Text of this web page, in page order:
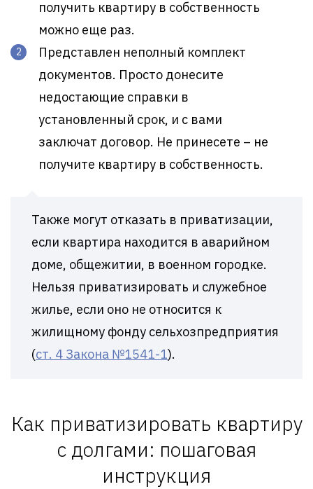
получить квартиру в собственность
можно еще раз.
Представлен неполный комплект
документов. Просто донесите
недостающие справки в
установленный срок, и с вами
заключат договор. Не принесете – не
получите квартиру в собственность.
Также могут отказать в приватизации,
если квартира находится в аварийном
доме, общежитии, в военном городке.
Нельзя приватизировать и служебное
жилье, если оно не относится к
жилищному фонду сельхозпредприятия
(ст. 4 Закона №1541-1).
Как приватизировать квартиру
с долгами: пошаговая
инструкция